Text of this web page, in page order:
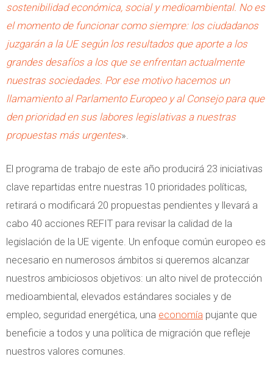
sostenibilidad económica, social y medioambiental. No es
el momento de funcionar como siempre: los ciudadanos
juzgarán a la UE según los resultados que aporte a los
grandes desafíos a los que se enfrentan actualmente
nuestras sociedades. Por ese motivo hacemos un
llamamiento al Parlamento Europeo y al Consejo para que
den prioridad en sus labores legislativas a nuestras
propuestas más urgentes».
El programa de trabajo de este año producirá 23 iniciativas
clave repartidas entre nuestras 10 prioridades políticas,
retirará o modificará 20 propuestas pendientes y llevará a
cabo 40 acciones REFIT para revisar la calidad de la
legislación de la UE vigente. Un enfoque común europeo es
necesario en numerosos ámbitos si queremos alcanzar
nuestros ambiciosos objetivos: un alto nivel de protección
medioambiental, elevados estándares sociales y de
empleo, seguridad energética, una economía pujante que
beneficie a todos y una política de migración que refleje
nuestros valores comunes.